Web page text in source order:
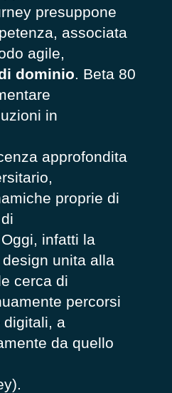
presuppone
associata
agile,
dominio. Beta 80
in
approfondita
proprie di
infatti la
unita alla
cerca di
percorsi
digitali, a
da quello